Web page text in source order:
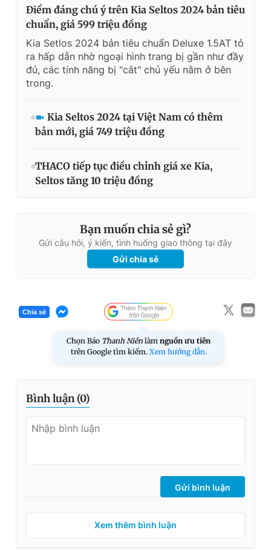
Điểm đáng chú ý trên Kia Seltos 2024 bản tiêu
chuẩn, giá 599 triệu đồng
Kia Setlos 2024 bản tiêu chuẩn Deluxe 1.5AT tỏ
ra hấp dẫn nhờ ngoại hình trang bị gần như đầy
đủ, các tính năng bị "cắt" chủ yếu nằm ở bên
trong.
Kia Seltos 2024 tại Việt Nam có thêm
bản mới, giá 749 triệu đồng
THACO tiếp tục điều chỉnh giá xe Kia,
Seltos tăng 10 triệu đồng
Bạn muốn chia sẻ gì?
Gửi câu hỏi, ý kiến, tình huống giao thông tại đây
Gửi chia sẻ
Chia sẻ
Chọn Báo Thanh Niên làm nguồn ưu tiên
trên Google tìm kiếm. Xem hướng dẫn.
Bình luận (0)
Gửi bình luận
Xem thêm bình luận